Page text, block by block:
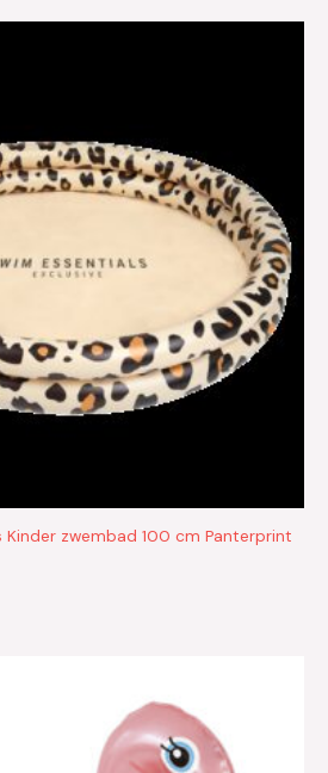
Kinder zwembad 100 cm Panterprint